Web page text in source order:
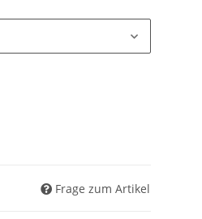
Frage zum Artikel